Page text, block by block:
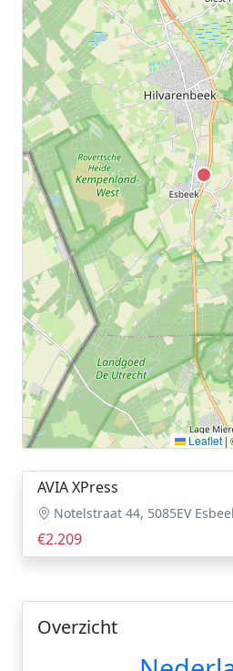
Leaflet |
AVIA XPress
Notelstraat 44, 5085EV
€2.209
Overzicht